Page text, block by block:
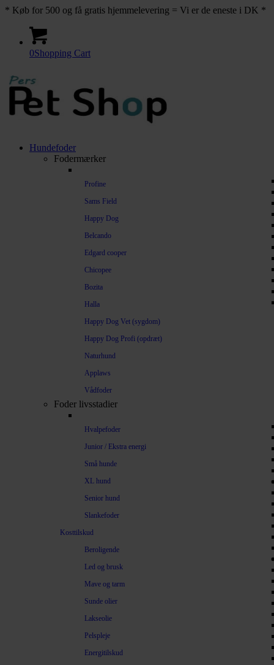
* Køb for 500 og få gratis hjemmelevering = Vi er de eneste i DK *
0Shopping Cart
Hundefoder
Fodermærker
Profine
Sams Field
Happy Dog
Belcando
Edgard cooper
Chicopee
Bozita
Halla
Happy Dog Vet (sygdom)
Happy Dog Profi (opdræt)
Naturhund
Applaws
Vådfoder
Foder livsstadier
Hvalpefoder
Junior / Ekstra energi
Små hunde
XL hund
Senior hund
Slankefoder
Kosttilskud
Beroligende
Led og brusk
Mave og tarm
Sunde olier
Lakseolie
Pelspleje
Energitilskud